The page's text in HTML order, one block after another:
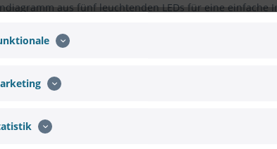
aus fünf leuchtenden LEDs für eine einfache
piept mit höherer Frequenz, je höher die
die Batterie und verlängert die Batterielebensdauer
mit O-Ring verhindert das Eindringen von Staub und
mit Taschenclip lässt sich praktisch verstauen und ist
V